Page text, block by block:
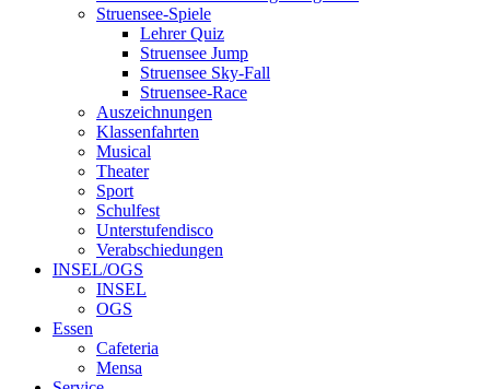
Struensee-Spiele
Lehrer Quiz
Struensee Jump
Struensee Sky-Fall
Struensee-Race
Auszeichnungen
Klassenfahrten
Musical
Theater
Sport
Schulfest
Unterstufendisco
Verabschiedungen
INSEL/OGS
INSEL
OGS
Essen
Cafeteria
Mensa